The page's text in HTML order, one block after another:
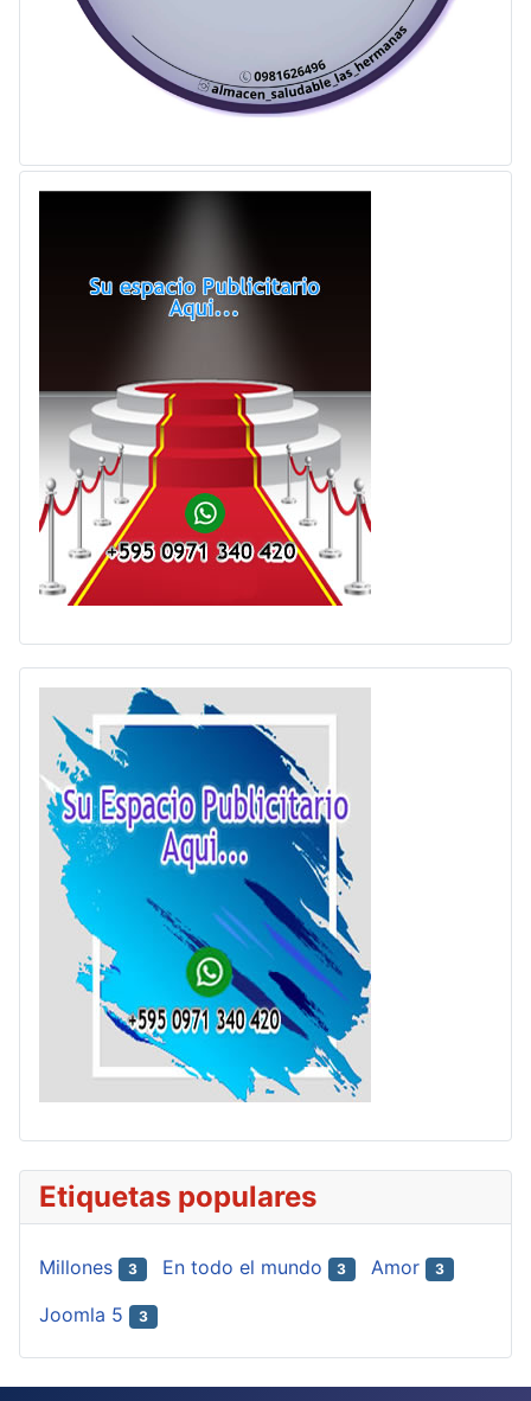
Etiquetas populares
Millones 3 En todo el mundo 3 Amor 3
Joomla 5 3